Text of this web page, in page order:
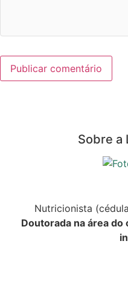
Sobre a
Nutricionista
Doutorada na área